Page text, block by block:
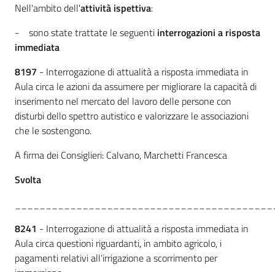
Nell'ambito dell'attività ispettiva:
- sono state trattate le seguenti interrogazioni a risposta
immediata
8197 - Interrogazione di attualità a risposta immediata in
Aula circa le azioni da assumere per migliorare la capacità di
inserimento nel mercato del lavoro delle persone con
disturbi dello spettro autistico e valorizzare le associazioni
che le sostengono.
A firma dei Consiglieri: Calvano, Marchetti Francesca
Svolta
8241 - Interrogazione di attualità a risposta immediata in
Aula circa questioni riguardanti, in ambito agricolo, i
pagamenti relativi all’irrigazione a scorrimento per